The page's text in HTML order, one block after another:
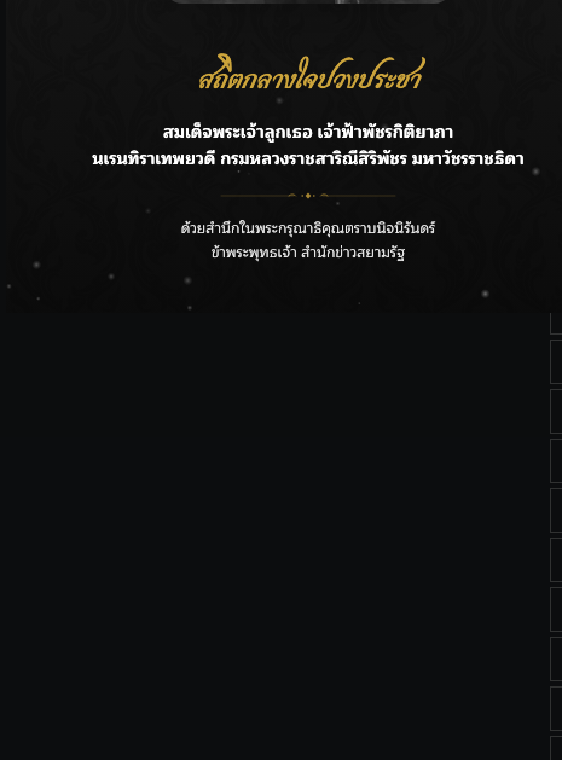
ลาโลกนี้ ให้ใส่บาตรสิ่งนั้นไว้ตอนยังมีชีวิต”
ราชเลขานุการในพระองค์ฯ ติดตามโครงการหุบกะพง–ห้วย
ทรายใต้ เสริมความมั่นคงน้ำเพชรบุรี
ตรอง “G.O.A.T”
กรมชลฯ เกาะติดฝนทั่วประเทศ เตรียมเครื่องจักรรับมือน้ำ